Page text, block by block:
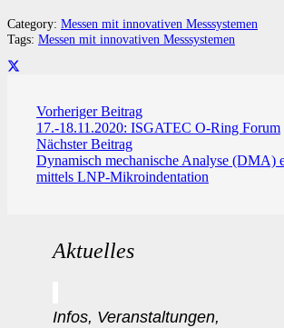
Category: Messen mit innovativen Messsystemen
Tags: Messen mit innovativen Messsystemen
Vorheriger Beitrag
17.-18.11.2020: ISGATEC O-Ring Forum
Nächster Beitrag
Dynamisch mechanische Analyse (DMA)
mittels LNP-Mikroindentation
Aktuelles
Infos, Veranstaltungen,